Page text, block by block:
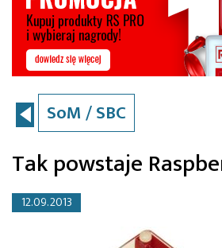
SoM / SBC
Tak powstaje
12.09.2013